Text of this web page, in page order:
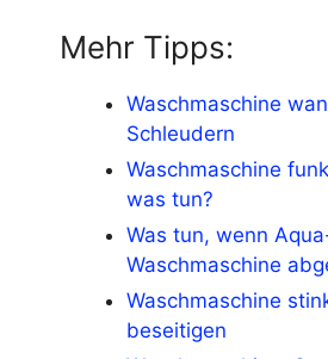
Mehr Tipps:
Waschmaschine
Schleudern
Waschmaschine
was tun?
Was tun, wenn
Waschmaschine
Waschmaschine
beseitigen